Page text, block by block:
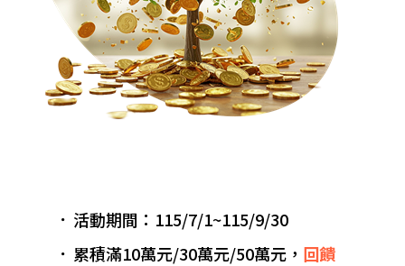
． 活動期間：115/7/1~115/9/30
． 累積滿10萬元/30萬元/50萬元， 回饋